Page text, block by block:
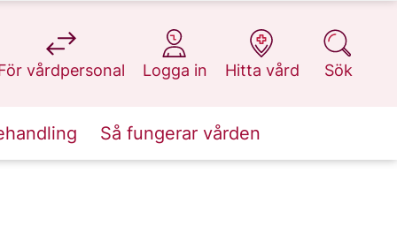
vårdpersonal
på 1177.se
Logga in
på 1177.se
Hitta vård
på 1177.se
Sök
på 1177.se
Så fungerar vården